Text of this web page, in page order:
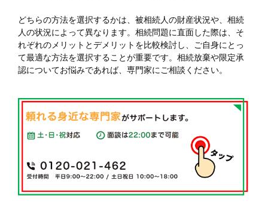
どちらの方法を選択するかは、被相続人の財産状況や、相続
人の状況によって異なります。相続問題に直面した際は、そ
れぞれのメリットとデメリットを比較検討し、ご自身にとっ
て最適な方法を選択することが重要です。相続放棄や限定承
認についてお悩みであれば、専門家にご相談ください。